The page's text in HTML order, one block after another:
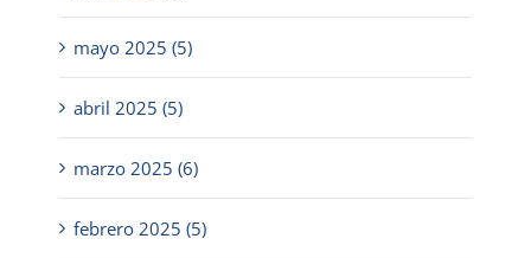
mayo 2025 (5)
abril 2025 (5)
marzo 2025 (6)
febrero 2025 (5)